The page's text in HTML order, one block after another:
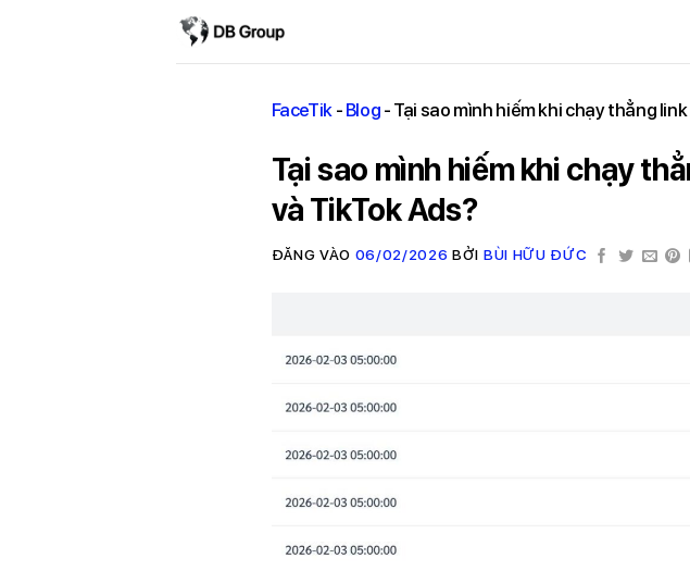
FaceTik- Blog - Tại sao mình hiếm khi chạy thẳng
Tại sao mình hiếm khi chạy
và TikTok Ads?
ĐĂNG VÀO 06/02/2026 BỞI BÙI HỮU ĐỨC